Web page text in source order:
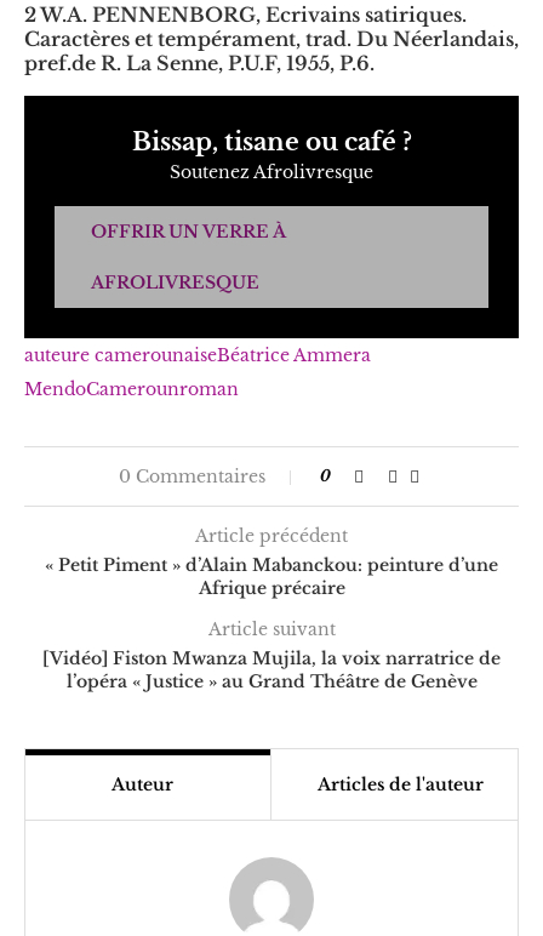
2 W.A. PENNENBORG, Ecrivains satiriques.
Caractères et tempérament, trad. Du Néerlandais,
pref.de R. La Senne, P.U.F, 1955, P.6.
Bissap, tisane ou café ?
Soutenez Afrolivresque
OFFRIR UN VERRE À
AFROLIVRESQUE
auteure camerounaiseBéatrice Ammera
MendoCamerounroman
0 Commentaires 0
Article précédent
« Petit Piment » d’Alain Mabanckou: peinture d’une
Afrique précaire
Article suivant
[Vidéo] Fiston Mwanza Mujila, la voix narratrice de
l’opéra « Justice » au Grand Théâtre de Genève
Auteur Articles de l'auteur